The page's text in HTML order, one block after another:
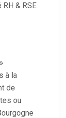
& RSE
à la
de
ou